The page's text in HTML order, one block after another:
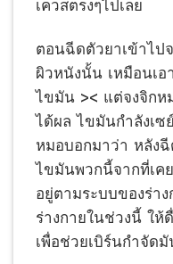
เควสตรงๆไปเลย
ตอนฉีดตัวยาเข้าไป
ผิวหนังนั้น เหมือนเอ
ไขมัน >< แต่จงจิกห
ได้ผล ไขมันกำลังเ
หมอบอกมาว่า หลัง
ไขมันพวกนี้จากที่เค
อยู่ตามระบบของร่า
ร่างกายในช่วงนี้ ให้
เพื่อช่วยเบิร์นกำจัด